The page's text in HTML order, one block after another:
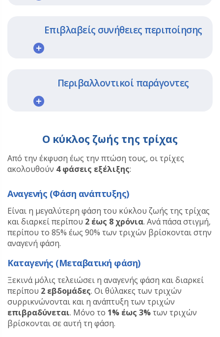
Επιβλαβείς συνήθειες περιποίησης
Περιβαλλοντικοί παράγοντες
Ο κύκλος ζωής της τρίχας
Από την έκφυση έως την πτώση τους, οι τρίχες
ακολουθούν 4 φάσεις εξέλιξης:
Αναγενής (Φάση ανάπτυξης)
Είναι η μεγαλύτερη φάση του κύκλου ζωής της τρίχας
και διαρκεί περίπου 2 έως 8 χρόνια. Ανά πάσα στιγμή,
περίπου το 85% έως 90% των τριχών βρίσκονται στην
αναγενή φάση.
Καταγενής (Μεταβατική φάση)
Ξεκινά μόλις τελειώσει η αναγενής φάση και διαρκεί
περίπου 2 εβδομάδες. Οι θύλακες των τριχών
συρρικνώνονται και η ανάπτυξη των τριχών
επιβραδύνεται. Μόνο το 1% έως 3%των τριχών
βρίσκονται σε αυτή τη φάση.